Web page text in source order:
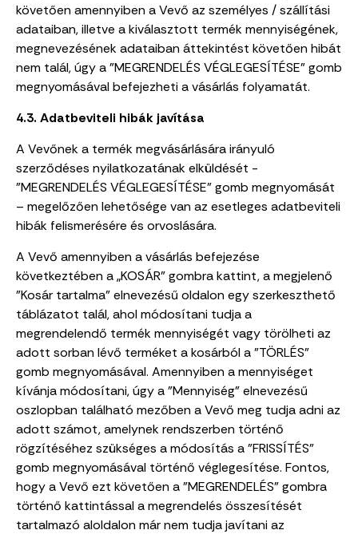
követően amennyiben a Vevő az személyes / szállítási
adataiban, illetve a kiválasztott termék mennyiségének,
megnevezésének adataiban áttekintést követően hibát
nem talál, úgy a "MEGRENDELÉS VÉGLEGESÍTÉSE" gomb
megnyomásával befejezheti a vásárlás folyamatát.
4.3. Adatbeviteli hibák javítása
A Vevőnek a termék megvásárlására irányuló
szerződéses nyilatkozatának elküldését -
"MEGRENDELÉS VÉGLEGESÍTÉSE" gomb megnyomását
– megelőzően lehetősége van az esetleges adatbeviteli
hibák felismerésére és orvoslására.
A Vevő amennyiben a vásárlás befejezése
következtében a „KOSÁR” gombra kattint, a megjelenő
"Kosár tartalma" elnevezésű oldalon egy szerkeszthető
táblázatot talál, ahol módosítani tudja a
megrendelendő termék mennyiségét vagy törölheti az
adott sorban lévő terméket a kosárbóla "TÖRLÉS"
gomb megnyomásával. Amennyiben a mennyiséget
kívánja módosítani, úgy a "Mennyiség" elnevezésű
oszlopban található mezőben a Vevő meg tudja adni az
adott számot, amelynek rendszerben történő
rögzítéséhez szükséges a módosítás a "FRISSÍTÉS"
gomb megnyomásával történő véglegesítése. Fontos,
hogy a Vevő ezt követően a "MEGRENDELÉS" gombra
történő kattintással a megrendelés összesítését
tartalmazó aloldalon már nem tudja javítani az